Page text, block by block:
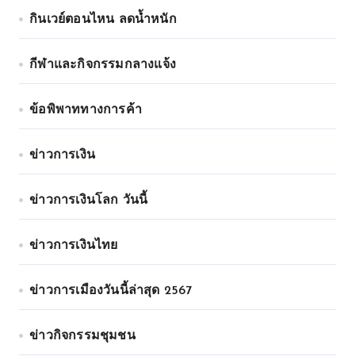
กินเวย์ตอนไหน ลดน้ำหนัก
กีฬาและกิจกรรมกลางแจ้ง
ข้อพิพาททางการค้า
ข่าวการเงิน
ข่าวการเงินโลก วันนี้
ข่าวการเงินไทย
ข่าวการเมืองวันนี้ล่าสุด 2567
ข่าวกิจกรรมชุมชน